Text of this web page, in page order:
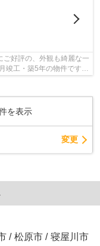
ご好評の、外観も綺麗な一
竣工・築5年の物件です♪
を表示
変更
/ 松原市 / 寝屋川市